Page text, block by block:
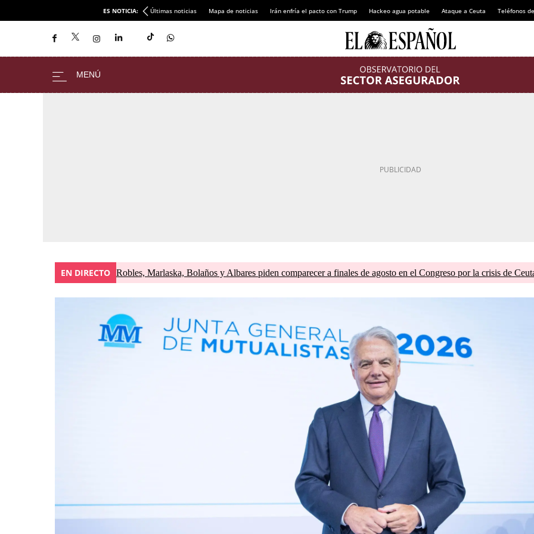
ES NOTICIA: Últimas noticias Mapa de noticias Irán enfría el pacto con Trump Hackeo agua potable Ataque a Ceuta Teléfonos
EN DIRECTO Robles, Marlaska, Bolaños y Albares piden comparecer a finales de agosto en el Congreso por la crisis de